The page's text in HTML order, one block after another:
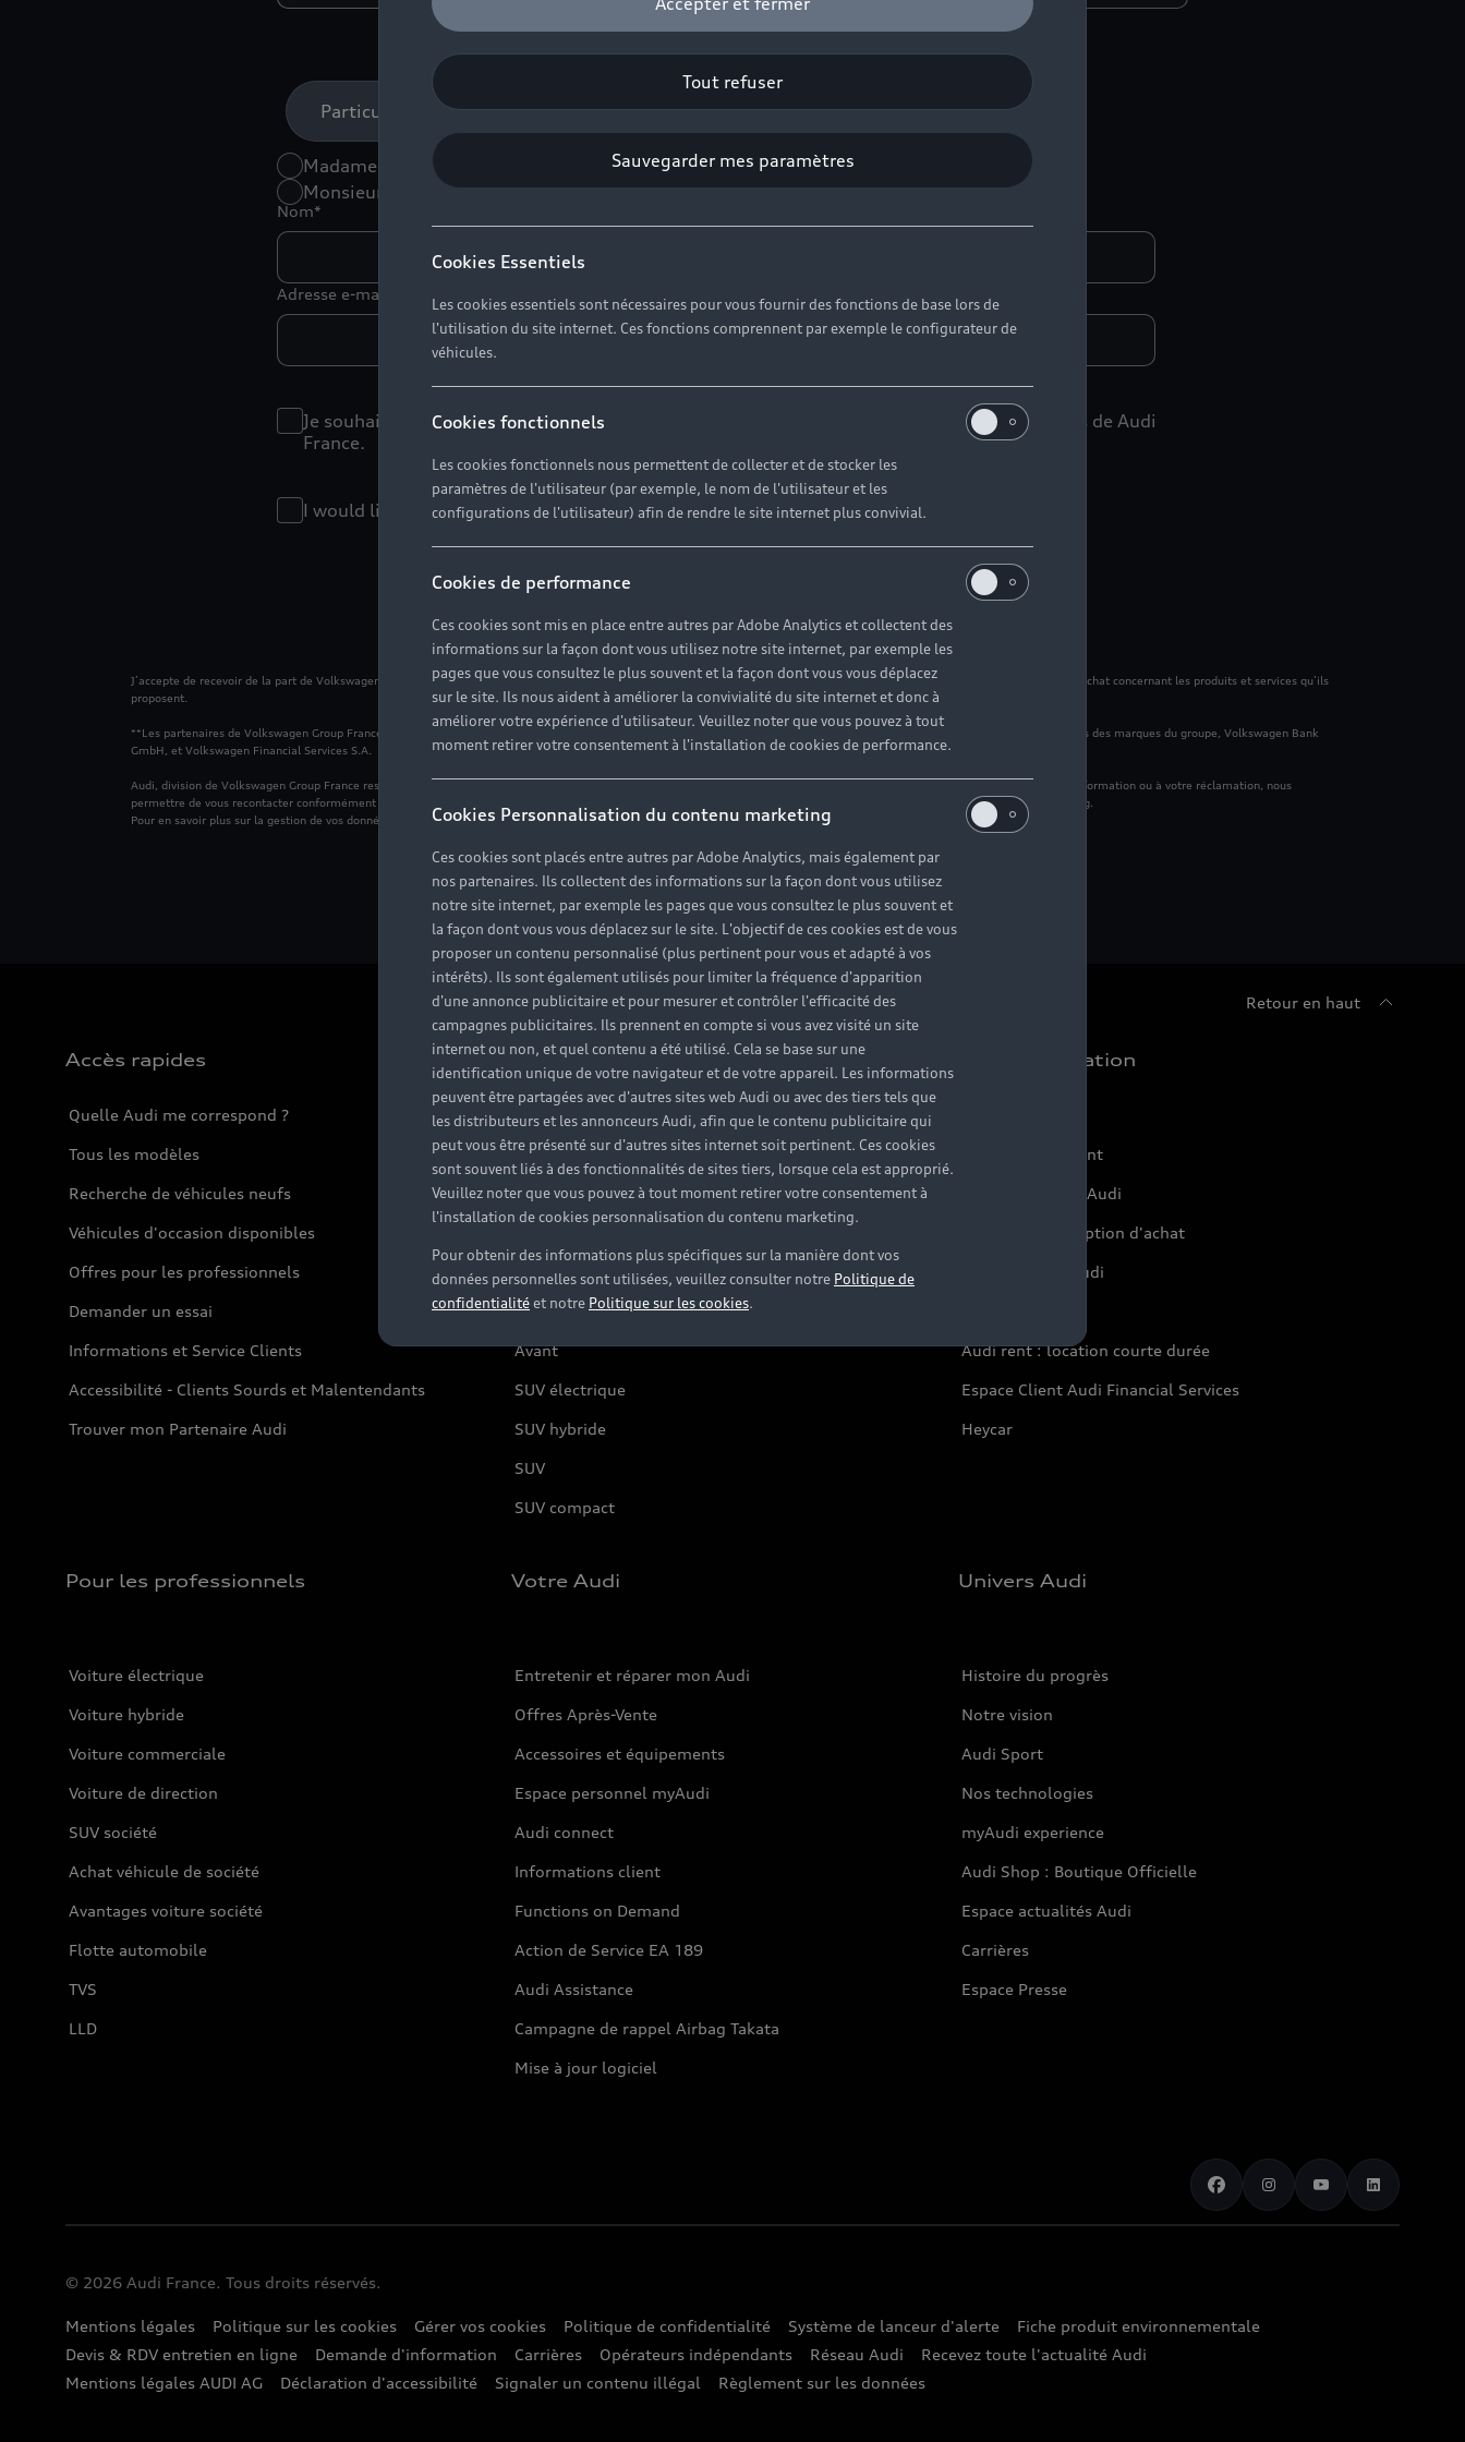
Tout refuser
Sauvegarder mes paramètres
Cookies Essentiels
Les cookies essentiels sont nécessaires pour vous fournir des fonctions de base lors de
l'utilisation du site internet. Ces fonctions comprennent par exemple le configurateur de
véhicules.
Cookies fonctionnels
Les cookies fonctionnels nous permettent de collecter et de stocker les
paramètres de l'utilisateur (par exemple, le nom de l'utilisateur et les
configurations de l'utilisateur) afin de rendre le site internet plus convivial.
Cookies de performance
Ces cookies sont mis en place entre autres par Adobe Analytics et collectent des
informations sur la façon dont vous utilisez notre site internet, par exemple les
pages que vous consultez le plus souvent et la façon dont vous vous déplacez
sur le site. Ils nous aident à améliorer la convivialité du site internet et donc à
améliorer votre expérience d'utilisateur. Veuillez noter que vous pouvez à tout
moment retirer votre consentement à l'installation de cookies de performance.
Cookies Personnalisation du contenu marketing
Ces cookies sont placés entre autres par Adobe Analytics, mais également par
nos partenaires. Ils collectent des informations sur la façon dont vous utilisez
notre site internet, par exemple les pages que vous consultez le plus souvent et
la façon dont vous vous déplacez sur le site. L'objectif de ces cookies est de vous
proposer un contenu personnalisé (plus pertinent pour vous et adapté à vos
intérêts). Ils sont également utilisés pour limiter la fréquence d'apparition
d'une annonce publicitaire et pour mesurer et contrôler l'efficacité des
campagnes publicitaires. Ils prennent en compte si vous avez visité un site
internet ou non, et quel contenu a été utilisé. Cela se base sur une
identification unique de votre navigateur et de votre appareil. Les informations
peuvent être partagées avec d'autres sites web Audi ou avec des tiers tels que
les distributeurs et les annonceurs Audi, afin que le contenu publicitaire qui
peut vous être présenté sur d'autres sites internet soit pertinent. Ces cookies
sont souvent liés à des fonctionnalités de sites tiers, lorsque cela est approprié.
Veuillez noter que vous pouvez à tout moment retirer votre consentement à
l'installation de cookies personnalisation du contenu marketing.
Pour obtenir des informations plus spécifiques sur la manière dont vos
données personnelles sont utilisées, veuillez consulter notre Politique de
confidentialitéet notre Politique sur les cookies.
Particulier Professionnel
Madame
Monsieur
Nom*
Adresse e-mail*
Je souhaite recevoir l’actualité, des offres commerciales et des invitations à des événements de Audi
France.
I would like to receive the newsletter.
J’accepte de recevoir de la part de Volkswagen Group France et de ses partenaires**, des offres commerciales y compris des offres personnalisées en fonction de mes données d’achat concernant les produits et services qu’ils
proposent.
**Les partenaires de Volkswagen Group France sont les membres du réseau agréé de Volkswagen Group France et les établissements qui permettent le financement des véhicules des marques du groupe, Volkswagen Bank
GmbH, et Volkswagen Financial Services S.A.
Audi, division de Volkswagen Group France responsable du traitement, traite les données à caractère personnel recueillies dans ce formulaire pour répondre à votre demande d'information ou à votre réclamation, nous
permettre de vous recontacter conformément à votre demande ainsi que, si vous y avez consenti, pour vous envoyer nos offres commerciales et nos actualités à des fins marketing.
Pour en savoir plus sur la gestion de vos données personnelles et pour exercer vos droits, veuillez consulter notrepolitique de confidentialité
Retour en haut
Accès rapides
Quelle Audi me correspond ?
Tous les modèles
Recherche de véhicules neufs
Véhicules d'occasion disponibles
Offres pour les professionnels
Demander un essai
Informations et Service Clients
Accessibilité - Clients Sourds et Malentendants
Trouver mon Partenaire Audi
Modèles
Électrique
Hybride rechargeable
Compacte
Berline
Avant
SUV électrique
SUV hybride
SUV
SUV compact
Achat et location
Offres du moment
Configurer mon Audi
Réservation et option d'achat
Financer mon Audi
Audi rent : location courte durée
Espace Client Audi Financial Services
Heycar
Pour les professionnels
Voiture électrique
Voiture hybride
Voiture commerciale
Voiture de direction
SUV société
Achat véhicule de société
Avantages voiture société
Flotte automobile
TVS
LLD
Votre Audi
Entretenir et réparer mon Audi
Offres Après-Vente
Accessoires et équipements
Espace personnel myAudi
Audi connect
Informations client
Functions on Demand
Action de Service EA 189
Audi Assistance
Campagne de rappel Airbag Takata
Mise à jour logiciel
Univers Audi
Histoire du progrès
Notre vision
Audi Sport
Nos technologies
myAudi experience
Audi Shop : Boutique Officielle
Espace actualités Audi
Carrières
Espace Presse
© 2026 Audi France. Tous droits réservés.
Mentions légales Politique sur les cookies Gérer vos cookies Politique de confidentialité Système de lanceur d'alerte
Fiche produit environnementale
Devis & RDV entretien en ligne
Demande d'information Carrières Opérateurs indépendants Réseau Audi
Recevez toute l'actualité Audi
Mentions légales AUDI AG
Déclaration d'accessibilité Signaler un contenu illégal Règlement sur les données